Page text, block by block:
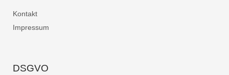
Kontakt
Impressum
DSGVO